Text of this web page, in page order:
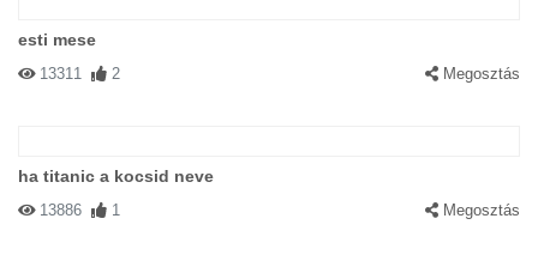
esti mese
13311 2 Megosztás
ha titanic a kocsid neve
13886 1 Megosztás